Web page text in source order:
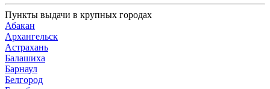
Пункты выдачи в крупных городах
Абакан
Архангельск
Астрахань
Балашиха
Барнаул
Белгород